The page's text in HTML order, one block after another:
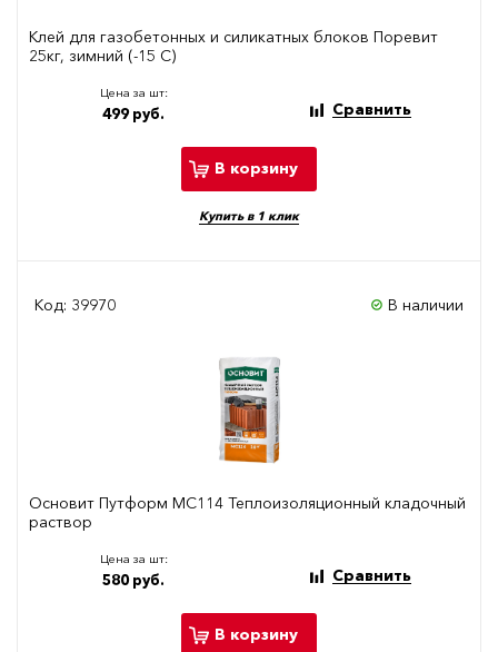
Клей для газобетонных и силикатных блоков Поревит
25кг, зимний (-15 С)
Цена за шт:
499 руб. Сравнить
В корзину
Купить в 1 клик
Код: 39970 В наличии
Основит Путформ МС114 Теплоизоляционный кладочный
раствор
Цена за шт:
580 руб. Сравнить
В корзину